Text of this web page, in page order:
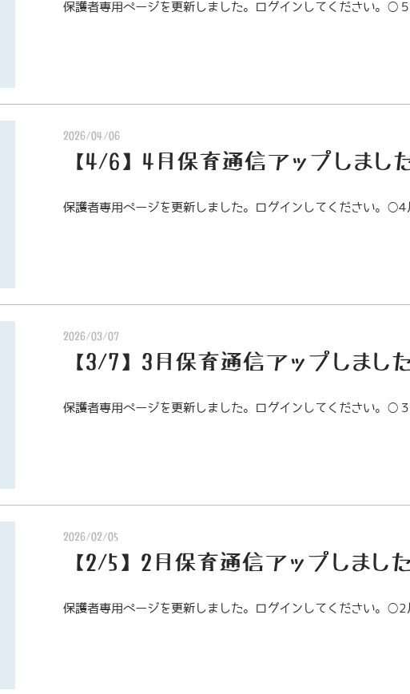
保護者専用ページを更新しました。ログインしてください。○
2026/04/06
【4/6】4月保育通信アップしまし
保護者専用ページを更新しました。ログインしてください。○4
2026/03/07
【3/7】3月保育通信アップしまし
保護者専用ページを更新しました。ログインしてください。○
2026/02/05
【2/5】2月保育通信アップしまし
保護者専用ページを更新しました。ログインしてください。○2